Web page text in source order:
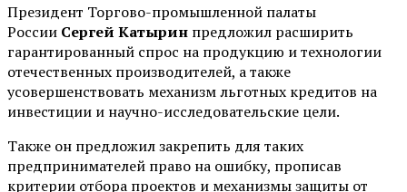
Президент Торгово-промышленной палаты
России Сергей Катырин предложил расширить
гарантированный спрос на продукцию и технологии
отечественных производителей, а также
усовершенствовать механизм льготных кредитов на
инвестиции и научно-исследовательские цели.
Также он предложил закрепить для таких
предпринимателей право на ошибку, прописав
критерии отбора проектов и механизмы защиты от